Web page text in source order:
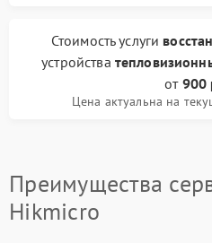
Стоимость услуги
устройства
от 900
Цена актуальна на
Преимущества
Hikmicro